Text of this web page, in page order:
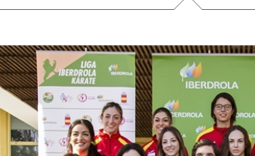
para Nuestras voces
para Multimedia